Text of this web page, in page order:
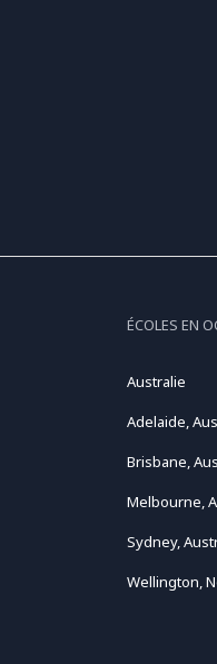
ÉCOLES EN
Australie
Adelaide,
Brisbane,
Melbourne,
Sydney,
Wellington,